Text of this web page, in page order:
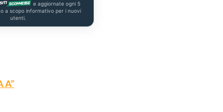
e aggiornate ogni 5
a scopo informativo per i nuovi
utenti.
A”